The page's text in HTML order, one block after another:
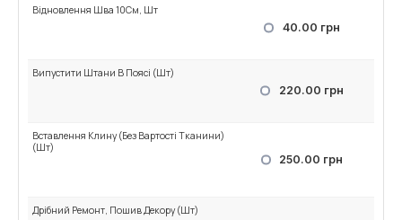
Відновлення Шва 10См, Шт
40.00 грн
Випустити Штани В Поясі (Шт)
220.00 грн
Вставлення Клину (Без Вартості Тканини)
(Шт)
250.00 грн
Дрібний Ремонт, Пошив Декору (Шт)